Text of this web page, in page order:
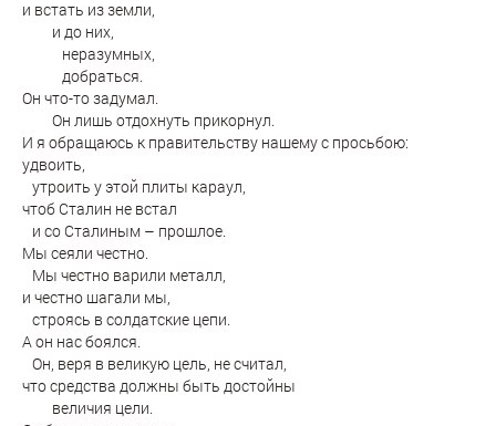
и встать из земли,
и до них,
неразумных,
добраться.
Он что-то задумал.
Он лишь отдохнуть прикорнул.
И я обращаюсь к правительству нашему с просьбою:
удвоить,
утроить у этой плиты караул,
чтоб Сталин не встал
и со Сталиным – прошлое.
Мы сеяли честно.
Мы честно варили металл,
и честно шагали мы,
строясь в солдатские цепи.
А он нас боялся.
Он, веря в великую цель, не считал,
что средства должны быть достойны
величия цели.